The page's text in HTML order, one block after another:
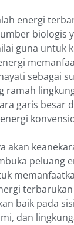
energi
biologis
guna untuk
sebagai
ramah
garis besar
akan
peluang
baik pada
dan